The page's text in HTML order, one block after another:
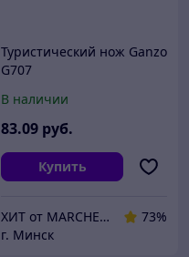
Туристический нож Ganzo
G707
В наличии
83.09 руб.
Купить
ХИТ от MARCHENKO
73%
г. Минск